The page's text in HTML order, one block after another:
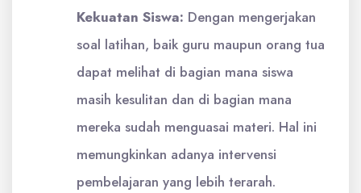
Kekuatan Siswa: Dengan mengerjakan
soal latihan, baik guru maupun orang tua
dapat melihat di bagian mana siswa
masih kesulitan dan di bagian mana
mereka sudah menguasai materi. Hal ini
memungkinkan adanya intervensi
pembelajaran yang lebih terarah.